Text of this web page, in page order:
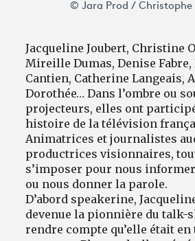
connexion
© Jara Prod / Christophe
Jacqueline Joubert, Christine
Mireille Dumas, Denise
Cantien, Catherine Langeais,
Dorothée… Dans l’ombre ou
projecteurs, elles ont
histoire de la télévision
Animatrices et journalistes
productrices visionnaires,
s’imposer pour nous
ou nous donner la parole.
D’abord speakerine,
devenue la pionnière du talk-
rendre compte qu’elle était